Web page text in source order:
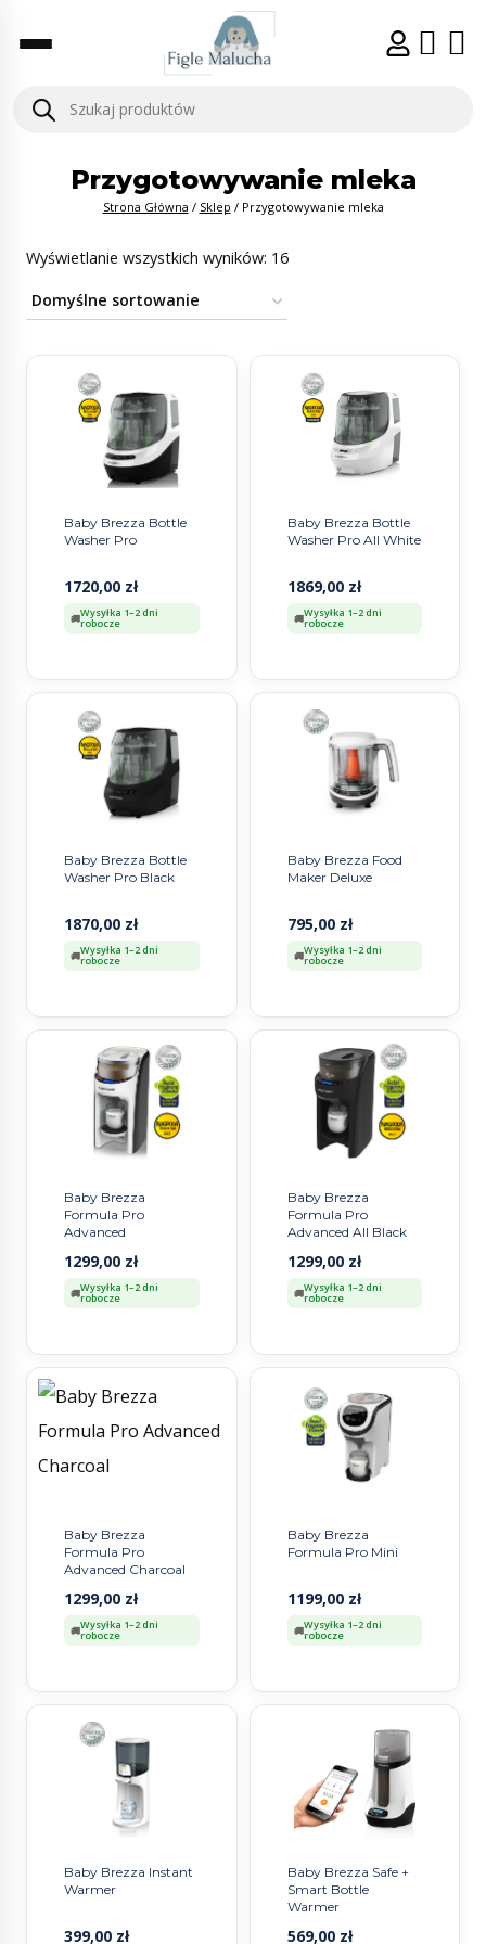
Przygotowywanie mleka
Strona Główna / Sklep / Przygotowywanie mleka
Wyświetlanie wszystkich wyników: 16
Baby Brezza Bottle
Washer Pro
1720,00 zł
Wysyłka 1–2 dni
robocze
Baby Brezza Bottle
Washer Pro All White
1869,00 zł
Wysyłka 1–2 dni
robocze
Baby Brezza Bottle
Washer Pro Black
1870,00 zł
Wysyłka 1–2 dni
robocze
Baby Brezza Food
Maker Deluxe
795,00 zł
Wysyłka 1–2 dni
robocze
Baby Brezza
Formula Pro
Advanced
1299,00 zł
Wysyłka 1–2 dni
robocze
Baby Brezza
Formula Pro
Advanced All Black
1299,00 zł
Wysyłka 1–2 dni
robocze
Baby Brezza
Formula Pro
Advanced Charcoal
1299,00 zł
Wysyłka 1–2 dni
robocze
Baby Brezza
Formula Pro Mini
1199,00 zł
Wysyłka 1–2 dni
robocze
Baby Brezza Instant
Warmer
399,00 zł
Baby Brezza Safe +
Smart Bottle
Warmer
569,00 zł